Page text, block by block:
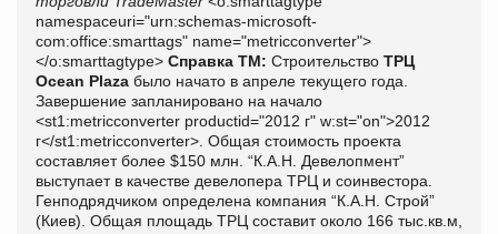
namespaceuri="urn:schemas-microsoft-
com:office:smarttags" name="metricconverter">
</o:smarttagtype> Справка ТМ: Строительство ТРЦ
Ocean Plaza было начато в апреле текущего года.
Завершение запланировано на начало
<st1:metricconverter productid="2012 г" w:st="on">2012
г</st1:metricconverter>. Общая стоимость проекта
составляет более $150 млн. “К.А.Н. Девелопмент”
выступает в качестве девелопера ТРЦ и соинвестора.
Генподрядчиком определена компания “К.А.Н. Строй”
(Киев). Общая площадь ТРЦ составит около 166 тыс.кв.м,